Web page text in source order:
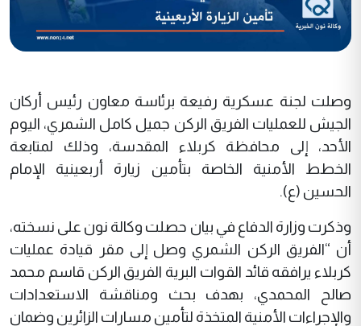
وصلت لجنة عسكرية رفيعة برئاسة معاون رئيس أركان
الجيش للعمليات الفريق الركن جميل كامل الشمري، اليوم
الأحد، إلى محافظة كربلاء المقدسة، وذلك لمتابعة
الخطط الأمنية الخاصة بتأمين زيارة أربعينية الإمام
الحسين (ع).
وذكرت وزارة الدفاع في بيان حصلت وكالة نون على نسخته،
أن “الفريق الركن الشمري وصل إلى مقر قيادة عمليات
كربلاء يرافقه قائد القوات البرية الفريق الركن قاسم محمد
صالح المحمدي، بهدف بحث ومناقشة الاستعدادات
والإجراءات الأمنية المتخذة لتأمين مسارات الزائرين وضمان